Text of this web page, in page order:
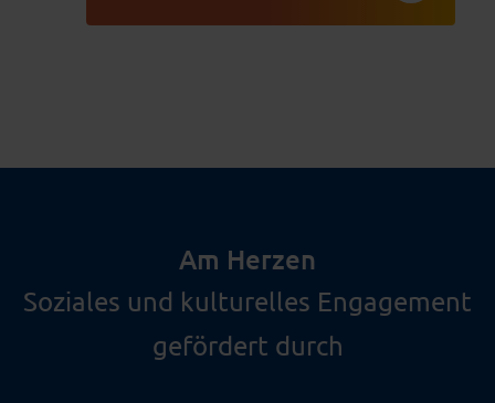
Am Herzen
Soziales und kulturelles Engagement
gefördert durch